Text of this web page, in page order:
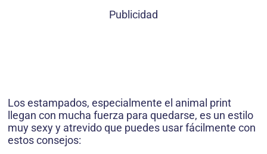
Publicidad
Los estampados, especialmente el animal print
llegan con mucha fuerza para quedarse, es un estilo
muy sexy y atrevido que puedes usar fácilmente con
estos consejos: